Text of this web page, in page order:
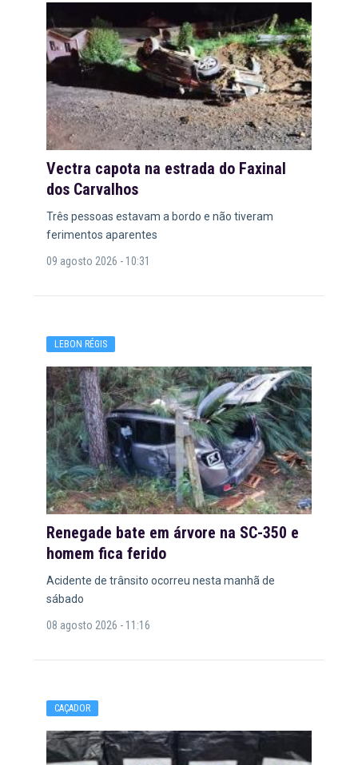
Vectra capota na estrada do Faxinal
dos Carvalhos
Três pessoas estavam a bordo e não tiveram
ferimentos aparentes
09 agosto 2026 - 10:31
LEBON RÉGIS
Renegade bate em árvore na SC-350 e
homem fica ferido
Acidente de trânsito ocorreu nesta manhã de
sábado
08 agosto 2026 - 11:16
CAÇADOR